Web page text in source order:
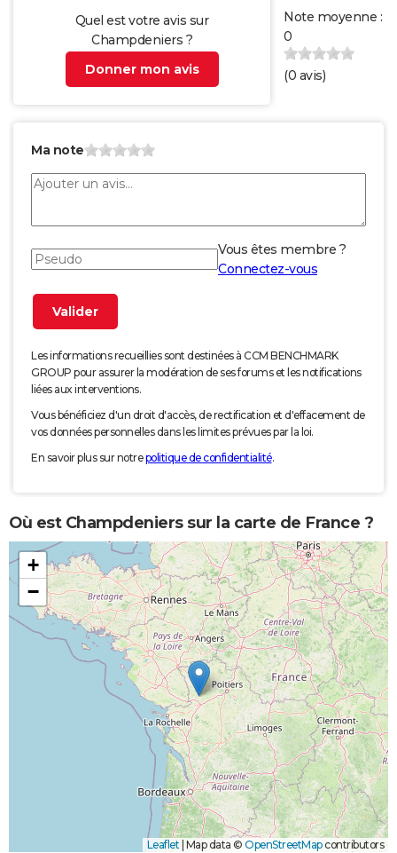
Quel est votre avis sur
Champdeniers ?
Donner mon avis
Note moyenne :
0
(0 avis)
Ma note
Vous êtes membre ?
Connectez-vous
Les informations recueillies sont destinées à CCM BENCHMARK
GROUP pour assurer la modération de ses forums et les notifications
liées aux interventions.
Vous bénéficiez d'un droit d'accès, de rectification et d'effacement de
vos données personnelles dans les limites prévues par la loi.
En savoir plus sur notrepolitique de confidentialité.
Où est Champdeniers sur la carte de France ?
+
−
Leaflet Map data © OpenStreetMapcontributors